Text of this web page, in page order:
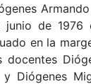
junio de 1976
en la
docentes
y Diógenes